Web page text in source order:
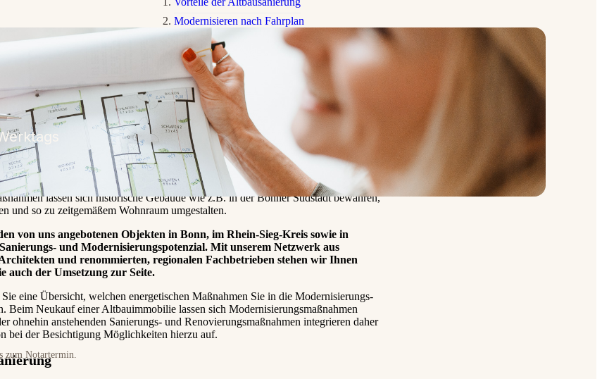
zum Notartermin.
Modernisieren nach Fahrplan
Mögliche Maßnahmen im Überblick
Fördermöglichkeiten und Kosten-Nutzen-Analyse
Umsetzen ohne Stolpersteine
in Bonn und im Rhein-Sieg-Kreis ist nicht nur eine interessante Alternative zum
nachhaltiger Weg ins moderne Eigenheim. Viele Vorteile sprechen für die
vom reinen Kostenfaktor bis hin zu ökologischen Aspekten. Mit individuell
lassen sich historische Gebäude wie z.B. in der Bonner Südstadt bewahren,
und so zu zeitgemäßem Wohnraum umgestalten.
von uns angebotenen Objekten in Bonn, im Rhein-Sieg-Kreis sowie in
und Modernisierungspotenzial. Mit unserem Netzwerk aus
und renommierten, regionalen Fachbetrieben stehen wir Ihnen
auch der Umsetzung zur Seite.
eine Übersicht, welchen energetischen Maßnahmen Sie in die Modernisierungs-
Beim Neukauf einer Altbauimmobilie lassen sich Modernisierungsmaßnahmen
ohnehin anstehenden Sanierungs- und Renovierungsmaßnahmen integrieren daher
bei der Besichtigung Möglichkeiten hierzu auf.